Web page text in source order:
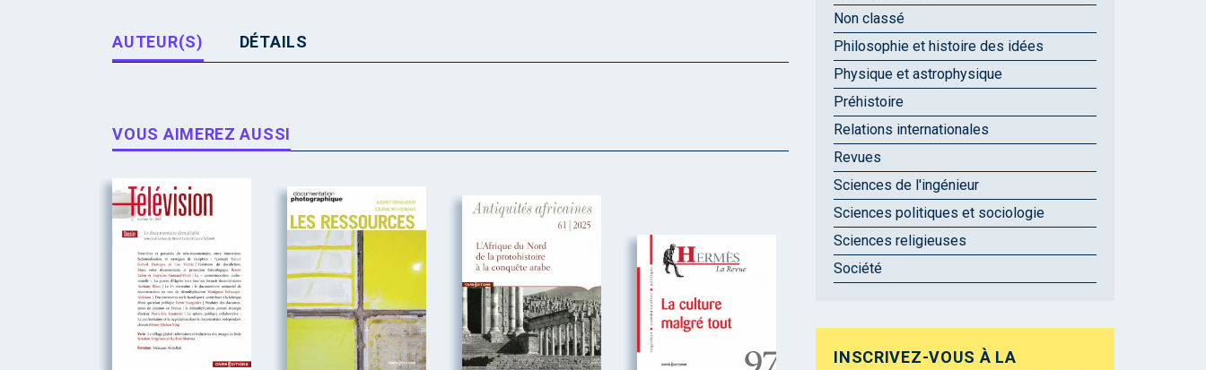
AUTEUR(S) DÉTAILS
VOUS AIMEREZ AUSSI
Non classé
Philosophie et histoire des idées
Physique et astrophysique
Préhistoire
Relations internationales
Revues
Sciences de l'ingénieur
Sciences politiques et sociologie
Sciences religieuses
Société
INSCRIVEZ-VOUS À LA